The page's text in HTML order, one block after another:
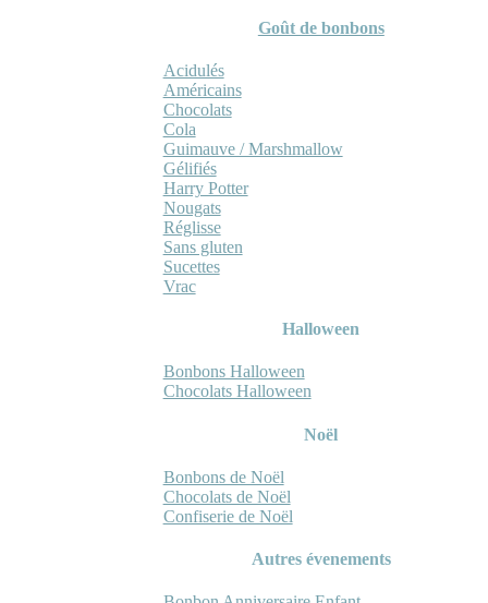
Goût de bonbons
Acidulés
Américains
Chocolats
Cola
Guimauve / Marshmallow
Gélifiés
Harry Potter
Nougats
Réglisse
Sans gluten
Sucettes
Vrac
Halloween
Bonbons Halloween
Chocolats Halloween
Noël
Bonbons de Noël
Chocolats de Noël
Confiserie de Noël
Autres évenements